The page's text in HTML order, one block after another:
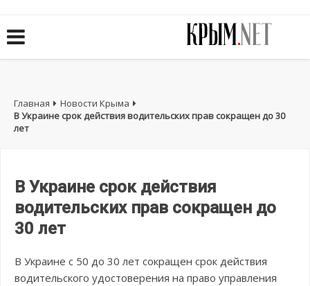
Главная
Новости Крыма
В Украине срок действия водительских прав сокращен до 30
лет
В Украине срок действия
водительских прав сокращен до
30 лет
В Украине с 50 до 30 лет сокращен срок действия
водительского удостоверения на право управления